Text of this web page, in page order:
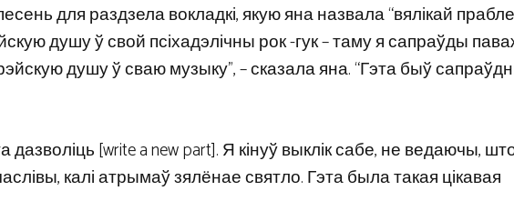
для раздзела вокладкі, якую яна назвала “вялікай
душу ў свой псіхадэлічны рок -гук – таму я сапраўды
душу ў сваю музыку”, – сказала яна. “Гэта быў
[write a new part]. Я кінуў выклік сабе, не ведаючы,
калі атрымаў зялёнае святло. Гэта была такая цікавая